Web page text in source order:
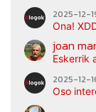
2025-12-
Ona!
joan
Eskerrik
2025-12-
Oso